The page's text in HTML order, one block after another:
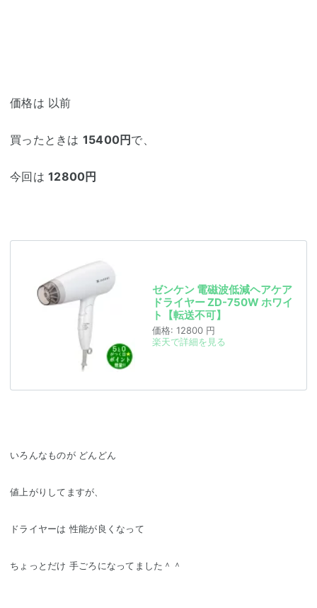
価格は 以前
買ったときは 15400円で、
今回は 12800円
ゼンケン 電磁波低減ヘアケア
ドライヤー ZD-750W ホワイ
ト【転送不可】
価格: 12800 円
楽天で詳細を見る
いろんなものが どんどん
値上がりしてますが、
ドライヤーは 性能が良くなって
ちょっとだけ 手ごろに なってました＾＾